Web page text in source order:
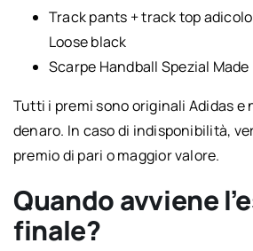
Track pants + track top
Loose black
Scarpe Handball Spezial
Tutti i premi sono originali Adidas e
denaro. In caso di indisponibilità,
premio di pari o maggior valore.
Quando avviene
finale?